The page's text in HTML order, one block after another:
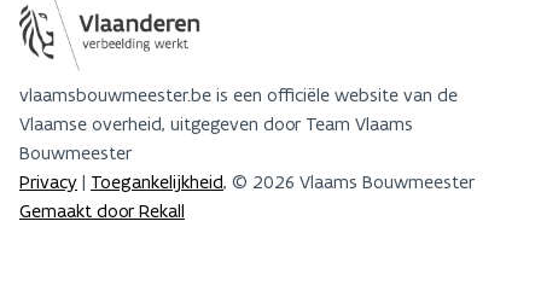
vlaamsbouwmeester.be is een officiële website van de
Vlaamse overheid, uitgegeven door Team Vlaams
Bouwmeester
Privacy | Toegankelijkheid, © 2026 Vlaams Bouwmeester
Gemaakt door Rekall